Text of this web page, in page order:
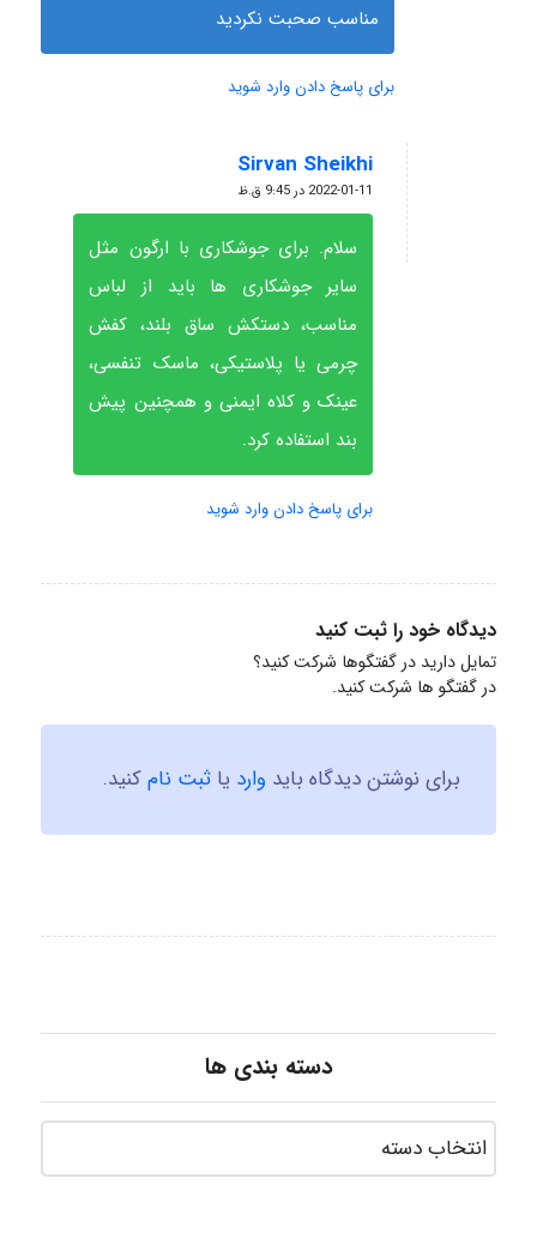
مناسب صحبت نکردید
برای پاسخ دادن وارد شوید
Sirvan Sheikhi
گفته:
2022-01-11 در 9:45 ق.ظ
سلام. برای جوشکاری با ارگون مثل
سایر جوشکاری ها باید از لباس
مناسب، دستکش ساق بلند، کفش
چرمی یا پلاستیکی، ماسک تنفسی،
عینک و کلاه ایمنی و همچنین پیش
بند استفاده کرد.
برای پاسخ دادن وارد شوید
دیدگاه خود را ثبت کنید
تمایل دارید در گفتگوها شرکت کنید؟
در گفتگو ها شرکت کنید.
برای نوشتن دیدگاه باید وارد یا ثبت نامکنید.
دسته بندی ها